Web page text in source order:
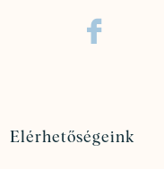

Elérhetőségeink